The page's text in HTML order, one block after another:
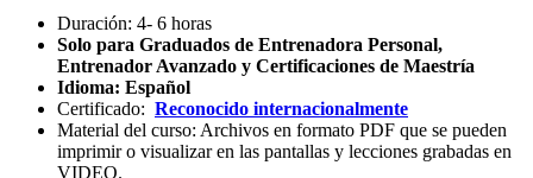
Duración: 4- 6 horas
Solo para Graduados de Entrenadora Personal,
Entrenador Avanzado y Certificaciones de Maestría
Idioma: Español
Certificado: Reconocido internacionalmente
Material del curso: Archivos en formato PDF que se pueden
imprimir o visualizar en las pantallas y lecciones grabadas en
VIDEO.